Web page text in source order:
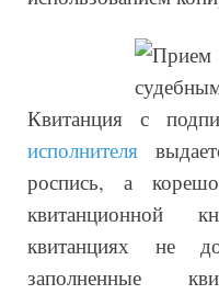
Квитанция с
исполнителя
роспись, а
квитанционной
квитанциях не
заполненные